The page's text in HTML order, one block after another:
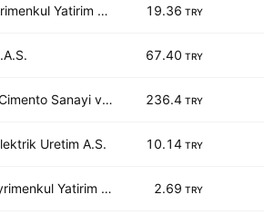
Ahes Gayrimenkul Yatirim Ortakligi AS 19.36 TRY
67.40 TRY
Akcansa Cimento Sanayi ve Ticaret A.S. 236.4 TRY
Uretim A.S. 10.14 TRY
Akfen Gayrimenkul Yatirim Ortakligi A.S. 2.69 TRY